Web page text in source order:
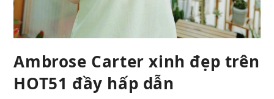
Ambrose Carter xinh đẹp trên
HOT51 đầy hấp dẫn